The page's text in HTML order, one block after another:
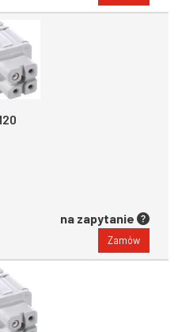
na zapytanie
Zamów